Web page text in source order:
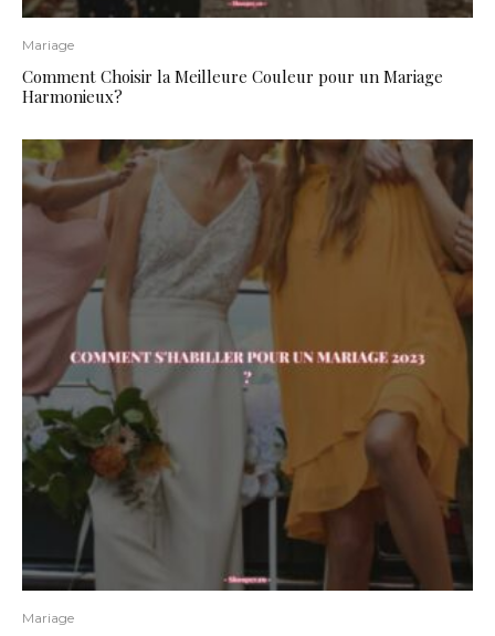
Mariage
Comment Choisir la Meilleure Couleur pour un Mariage
Harmonieux?
Mariage